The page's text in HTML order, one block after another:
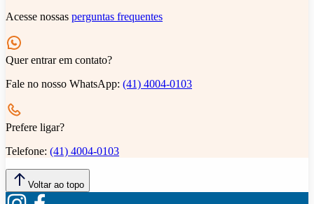
Acesse nossas perguntas frequentes
Quer entrar em contato?
Fale no nosso WhatsApp: (41) 4004-0103
Prefere ligar?
Telefone: (41) 4004-0103
Voltar ao topo